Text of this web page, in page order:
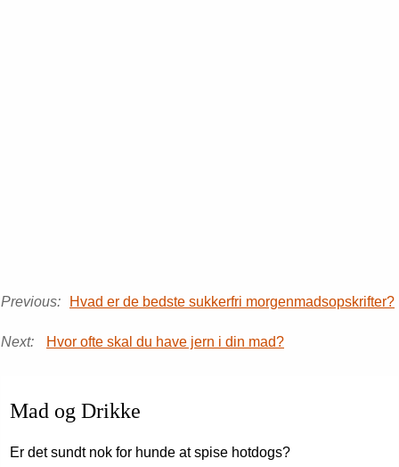
Previous: Hvad er de bedste sukkerfri morgenmadsopskrifter?
Next: Hvor ofte skal du have jern i din mad?
Mad og Drikke
Er det sundt nok for hunde at spise hotdogs?